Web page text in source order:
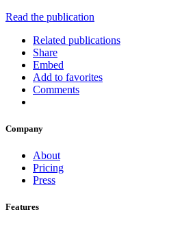
Read the publication
Related publications
Share
Embed
Add to favorites
Comments
Company
About
Pricing
Press
Features